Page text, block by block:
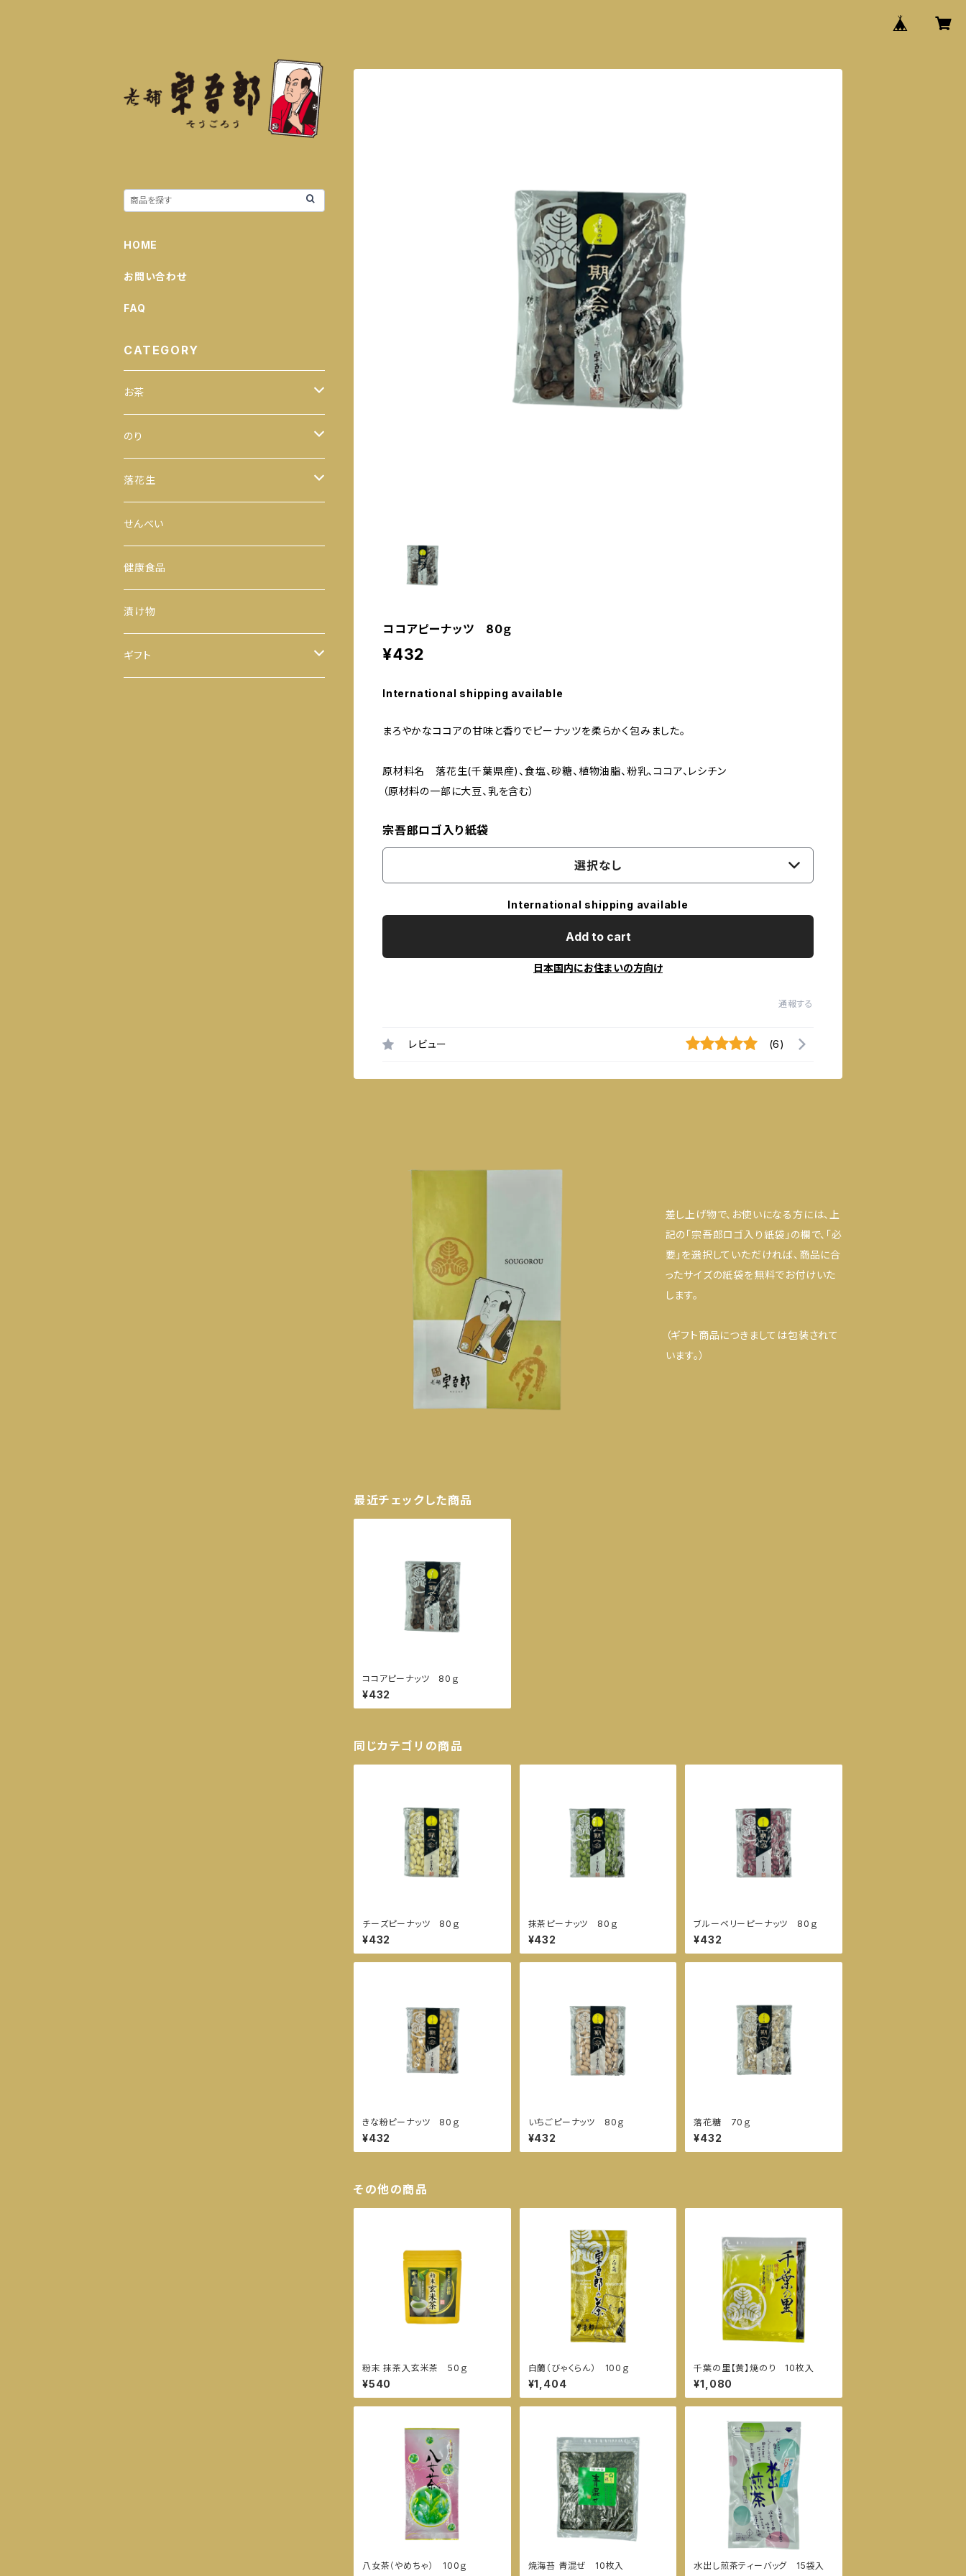
ココアピーナッツ 80ｇ
¥432
International shipping available
まろやかなココアの甘味と香りでピーナッツを柔らかく包みました。
原材料名 落花生(千葉県産)、食塩、砂糖、植物油脂、粉乳、ココア、レシチン
（原材料の一部に大豆、乳を含む）
宗吾郎ロゴ入り紙袋
選択なし
International shipping available
Add to cart
日本国内にお住まいの方向け
通報する
レビュー (6)
差し上げ物で、お使いになる方には、上
記の「宗吾郎ロゴ入り紙袋」の欄で、「必
要」を選択していただければ、商品に合
ったサイズの紙袋を無料でお付けいた
します。
（ギフト商品につきましては包装されて
います。）
最近チェックした商品
ココアピーナッツ 80ｇ
¥432
同じカテゴリの商品
チーズピーナッツ 80ｇ
¥432
抹茶ピーナッツ 80ｇ
¥432
ブルーベリーピーナッツ 80ｇ
¥432
きな粉ピーナッツ 80ｇ
¥432
いちごピーナッツ 80ｇ
¥432
落花糖 70ｇ
¥432
その他の商品
粉末 抹茶入玄米茶 50ｇ
¥540
白蘭（びゃくらん） 100ｇ
¥1,404
千葉の里【黄】焼のり 10枚入
¥1,080
八女茶（やめちゃ） 100ｇ 焼海苔 青混ぜ 10枚入 水出し煎茶ティーバッグ 15袋入
HOME
お問い合わせ
FAQ
CATEGORY
お茶
緑茶
100ｇ
200ｇ
玄米茶
茎茶
玉露
番茶
ほうじ茶
のり
全型
手巻のり
おにぎりのり
カットのり
八千代 八福神のり
落花生
からつき
平袋（中袋サイズ）
一期一会（小袋サイズ）
せんべい
健康食品
漬け物
ギフト